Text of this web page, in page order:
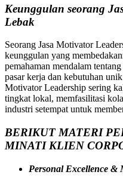
Keunggulan seorang
Lebak
Seorang Jasa Motivator
keunggulan yang
pemahaman mendalam
pasar kerja dan kebutuhan
Motivator Leadership sering
tingkat lokal, memfasilitasi
industri setempat untuk
BERIKUT MATERI
MINATI KLIEN
Personal Excellence &